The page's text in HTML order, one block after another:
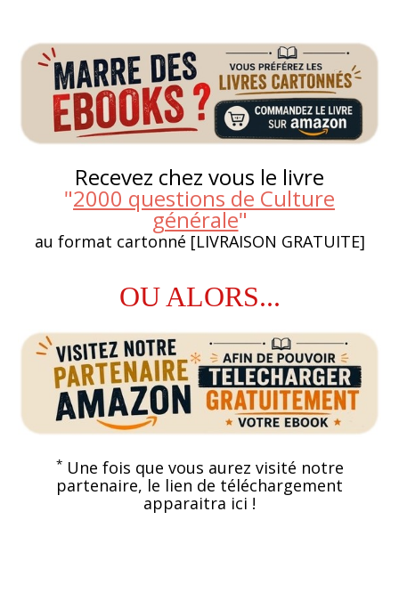
Recevez chez vous le livre
"2000 questions de Culture
générale"
au format cartonné [LIVRAISON GRATUITE]
OU ALORS...
*Une fois que vous aurez visité notre
partenaire, le lien de téléchargement
apparaitra ici !